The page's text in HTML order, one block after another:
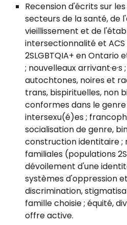
Recension d'écrits sur
secteurs de la santé, de
vieillissement et de
intersectionnalité et ACS
2SLGBTQIA+ en Ontario
; nouvelleaux
autochtones, noires et
trans, bispirituelles, non
conformes dans le
intersexu(é)es ;
socialisation de genre,
construction identitaire ;
familiales (populations
dévoilement d'une
systèmes d'oppression
discrimination,
famille choisie ; équité,
offre active.